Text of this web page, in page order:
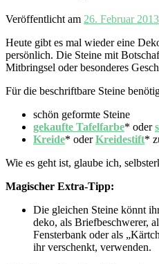
Veröffentlicht am 26. Februar 2013
Heute gibt es mal wieder eine
persönlich. Die Steine mit
Mitbringsel oder besonderes
Für die beschriftbare Steine
schön geformte Steine
gekaufte Tafelfarbe* oder
Kreide* oderKreidestift*
Wie es geht ist, glaube ich,
Magischer Extra-Tipp:
Die gleichen Steine könnt
deko, als Briefbeschwerer,
Fensterbank oder als
ihr verschenkt, verwenden.